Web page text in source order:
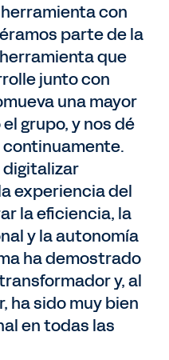
con
parte de la
que
junto con
una mayor
grupo, y nos dé
digitalizar
experiencia del
la eficiencia, la
y la autonomía
ha demostrado
y, al
ha sido muy bien
en todas las